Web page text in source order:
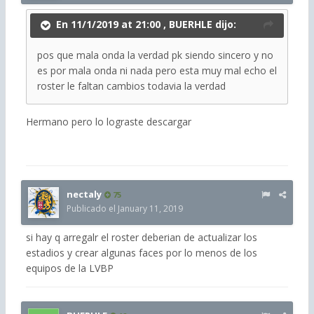
En 11/1/2019 at 21:00 , BUERHLE dijo:
pos que mala onda la verdad pk siendo sincero y no
es por mala onda ni nada pero esta muy mal echo el
roster le faltan cambios todavia la verdad
Hermano pero lo lograste descargar
nectaly 75
Publicado el January 11, 2019
si hay q arregalr el roster deberian de actualizar los
estadios y crear algunas faces por lo menos de los
equipos de la LVBP